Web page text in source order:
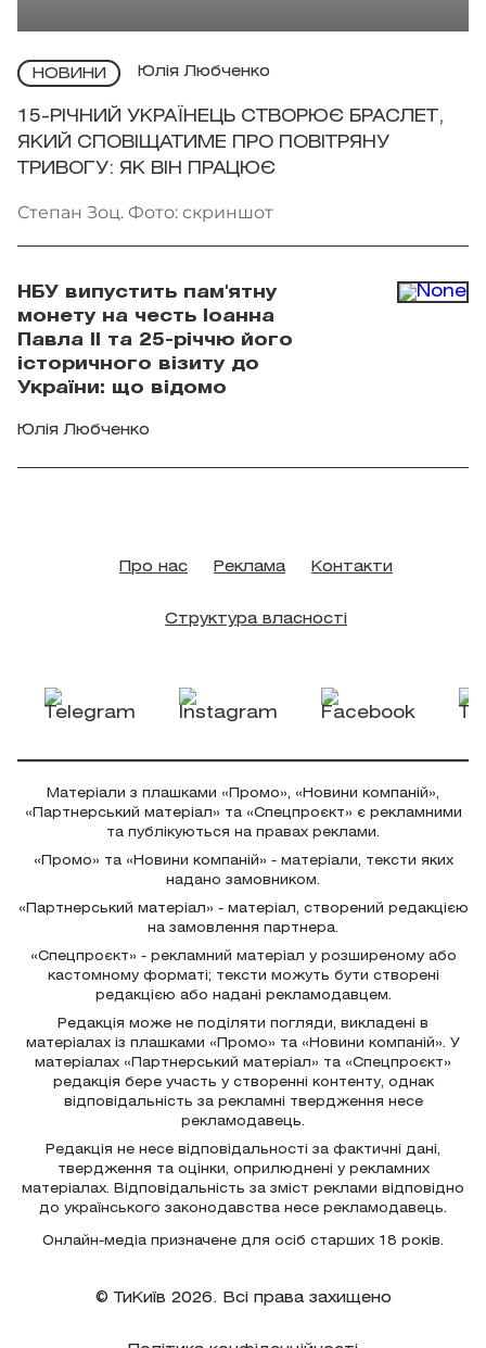
НОВИНИ Юлія Любченко
15-РІЧНИЙ УКРАЇНЕЦЬ СТВОРЮЄ БРАСЛЕТ,
ЯКИЙ СПОВІЩАТИМЕ ПРО ПОВІТРЯНУ
ТРИВОГУ: ЯК ВІН ПРАЦЮЄ
Степан Зоц. Фото: скриншот
НБУ випустить пам'ятну
монету на честь Іоанна
Павла II та 25-річчю його
історичного візиту до
України: що відомо
Юлія Любченко
Про нас Реклама Контакти
Структура власності
Матеріали з плашками «Промо», «Новини компаній»,
«Партнерський матеріал» та «Спецпроєкт» є рекламними
та публікуються на правах реклами.
«Промо» та «Новини компаній» - матеріали, тексти яких
надано замовником.
«Партнерський матеріал» - матеріал, створений редакцією
на замовлення партнера.
«Спецпроєкт» - рекламний матеріал у розширеному або
кастомному форматі; тексти можуть бути створені
редакцією або надані рекламодавцем.
Редакція може не поділяти погляди, викладені в
матеріалах із плашками «Промо» та «Новини компаній». У
матеріалах «Партнерський матеріал» та «Спецпроєкт»
редакція бере участь у створенні контенту, однак
відповідальність за рекламні твердження несе
рекламодавець.
Редакція не несе відповідальності за фактичні дані,
твердження та оцінки, оприлюднені у рекламних
матеріалах. Відповідальність за зміст реклами відповідно
до українського законодавства несе рекламодавець.
Онлайн-медіа призначене для осіб старших 18 років.
© ТиКиїв 2026. Всі права захищено